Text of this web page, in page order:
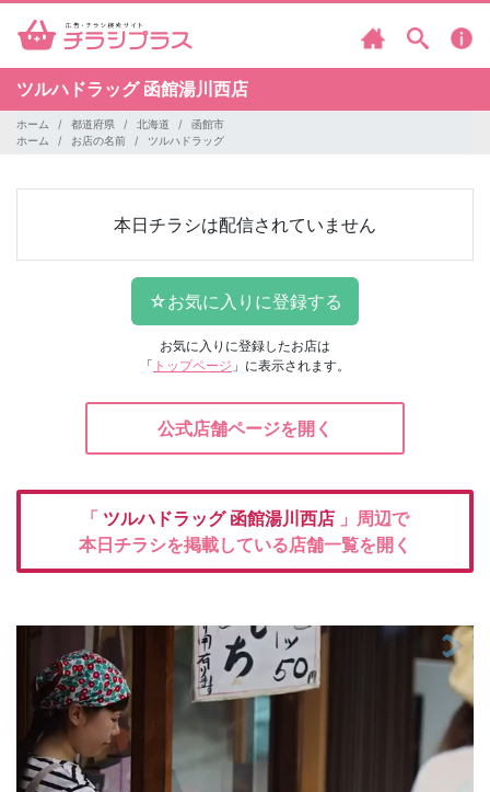
ツルハドラッグ 函館湯川西店
ホーム 都道府県 北海道
函館市
ホーム
お店の名前 ツルハドラッグ
本日チラシは配信されていません
お気に入りに登録したお店は
「 トップページ 」に表示されます。
公式店舗ページを開く
「 ツルハドラッグ 函館湯川西店 」周辺で
本日チラシを掲載している店舗一覧を開く